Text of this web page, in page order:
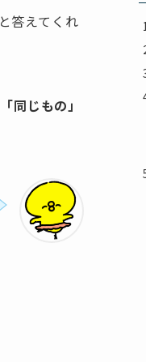
と答えてくれ
「同じもの」